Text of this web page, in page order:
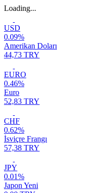
Loading...
USD
0.09%
Amerikan Doları
44,73 TRY
EURO
0.46%
Euro
52,83 TRY
CHF
0.62%
İsviçre Frangı
57,38 TRY
JPY
0.01%
Japon Yeni